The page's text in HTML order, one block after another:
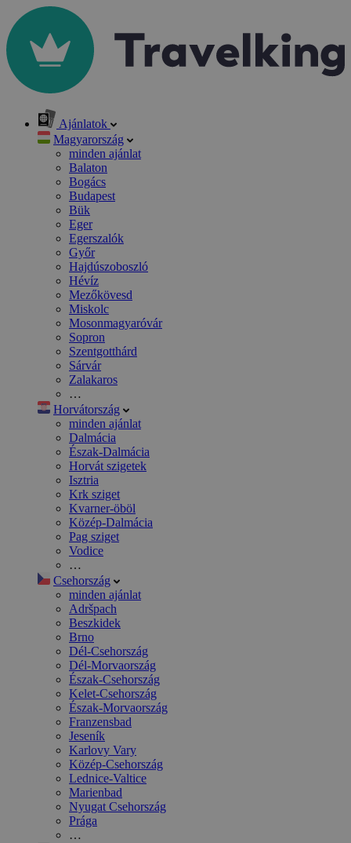
Ajánlatok
Magyarország
minden ajánlat
Balaton
Bogács
Budapest
Bük
Eger
Egerszalók
Győr
Hajdúszoboszló
Hévíz
Mezőkövesd
Miskolc
Mosonmagyaróvár
Sopron
Szentgotthárd
Sárvár
Zalakaros
…
Horvátország
minden ajánlat
Dalmácia
Észak-Dalmácia
Horvát szigetek
Isztria
Krk sziget
Kvarner-öböl
Közép-Dalmácia
Pag sziget
Vodice
…
Csehország
minden ajánlat
Adršpach
Beszkidek
Brno
Dél-Csehország
Dél-Morvaország
Észak-Csehország
Kelet-Csehország
Észak-Morvaország
Franzensbad
Jeseník
Karlovy Vary
Közép-Csehország
Lednice-Valtice
Marienbad
Nyugat Csehország
Prága
…